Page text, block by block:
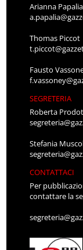
Arianna Papalia
Thomas Piccot
Fausto
SEGRETERIA
Roberta
Stefania
CONTATTACI
Per
contattare la